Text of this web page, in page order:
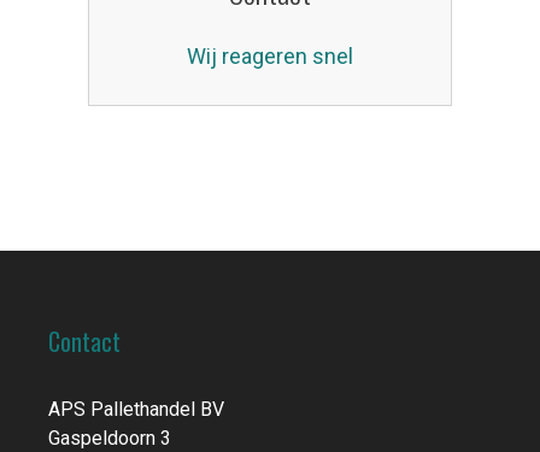
Wij reageren snel
Contact
APS Pallethandel BV
Gaspeldoorn 3